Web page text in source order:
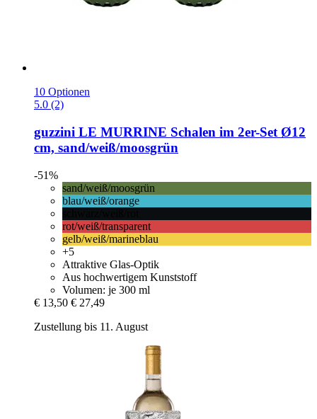
10 Optionen
5.0 (2)
guzzini LE MURRINE Schalen im 2er-​Set Ø12
cm, sand/weiß/moosgrün
-51%
sand/weiß/moosgrün
blau/weiß/orange
rot/weiß/transparent
gelb/weiß/marineblau
+5
Attraktive Glas-Optik
Aus hochwertigem Kunststoff
Volumen: je 300 ml
€ 13,50 € 27,49
Zustellung bis 11. August